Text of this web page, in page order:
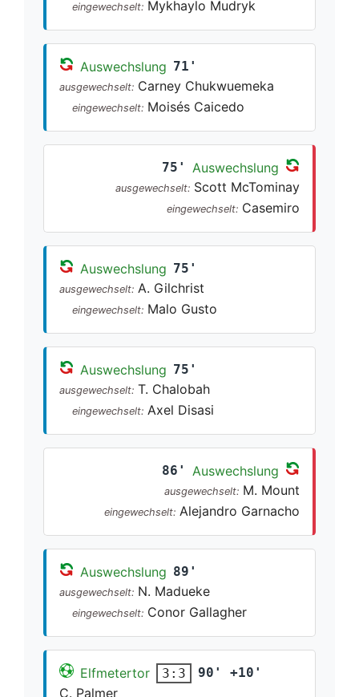
eingewechselt: Mykhaylo Mudryk
Auswechslung 71'
ausgewechselt: Carney Chukwuemeka
eingewechselt: Moisés Caicedo
75' Auswechslung
ausgewechselt: Scott McTominay
eingewechselt: Casemiro
Auswechslung 75'
ausgewechselt: A. Gilchrist
eingewechselt: Malo Gusto
Auswechslung 75'
ausgewechselt: T. Chalobah
eingewechselt: Axel Disasi
86' Auswechslung
ausgewechselt: M. Mount
eingewechselt: Alejandro Garnacho
Auswechslung 89'
ausgewechselt: N. Madueke
eingewechselt: Conor Gallagher
Elfmetertor 3:3 90' +10'
C. Palmer